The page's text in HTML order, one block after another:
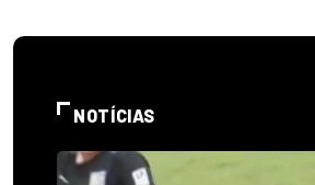
NOTÍCIAS